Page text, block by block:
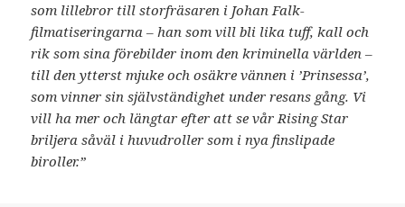
som lillebror till storfräsaren i Johan Falk-
filmatiseringarna – han som vill bli lika tuff, kall och
rik som sina förebilder inom den kriminella världen –
till den ytterst mjuke och osäkre vännen i ’Prinsessa’,
som vinner sin självständighet under resans gång. Vi
vill ha mer och längtar efter att se vår Rising Star
briljera såväl i huvudroller som i nya finslipade
biroller.”